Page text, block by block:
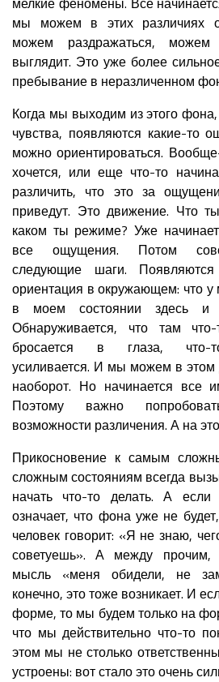
мы можем в этих различиях
можем раздражаться,
выглядит. Это уже более
пребывание в неразличенном
Когда мы выходим из этого
чувства, появляются какие-то
можно ориентироваться.
хочется, или еще что-то
различить, что это за
приведут. Это движение. Что
каком ты режиме? Уже
все ощущения. Потом
следующие шаги. Появляются
ориентация в окружающем: что
в моем состоянии здесь и
Обнаруживается, что там
бросается в глаза, что-то
усиливается. И мы можем в этом
наоборот. Но начинается все
Поэтому важно
возможности различения. А на
Прикосновение к самым
сложным состояниям всегда
начать что-то делать. А
означает, что фона уже не
человек говорит: «Я не знаю,
советуешь». А между прочим,
мысль «меня обидели, не
конечно, это тоже возникает. И
форме, то мы будем только на
что мы действительно что-то
этом мы не столько
устроены: вот стало это очень